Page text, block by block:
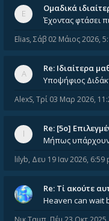
Ομαδικά
Elias, Σάβ 02 Μάιος 2026,
Re: Ιδιαίτερα
AlexS, Τρί 03 Μαρ 2026,
Re: [5ο]
Μήπως υπάρχουν
lilyb, Δευ 19 Ιαν 2026, 6:59
Re: Tί ακούτε
Heaven can wait